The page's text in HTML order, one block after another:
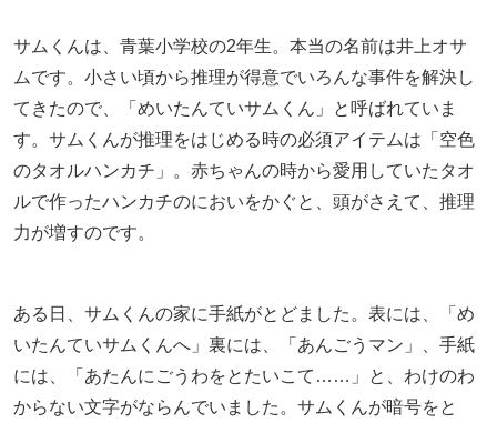
サムくんは、青葉小学校の2年生。本当の名前は井上オサ
ムです。小さい頃から推理が得意でいろんな事件を解決し
てきたので、「めいたんていサムくん」と呼ばれていま
す。サムくんが推理をはじめる時の必須アイテムは「空色
のタオルハンカチ」。赤ちゃんの時から愛用していたタオ
ルで作ったハンカチのにおいをかぐと、頭がさえて、推理
力が増すのです。
ある日、サムくんの家に手紙がとどました。表には、「め
いたんていサムくんへ」裏には、「あんごうマン」、手紙
には、「あたんにごうわをとたいこて……」と、わけのわ
からない文字がならんでいました。サムくんが暗号をと